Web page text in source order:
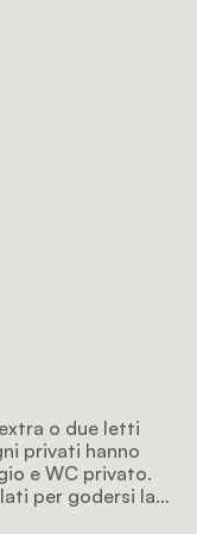
o due letti
privati hanno
e WC privato.
per godersi la
trasparente e